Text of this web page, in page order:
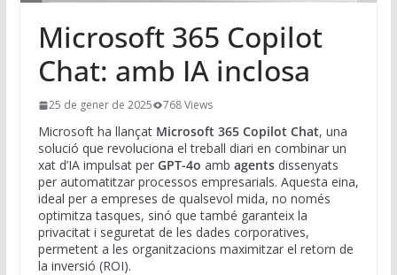
Microsoft 365 Copilot
Chat: amb IA inclosa
25 de gener de 2025 768 Views
Microsoft ha llançat Microsoft 365 Copilot Chat, una
solució que revoluciona el treball diari en combinar un
xat d’IA impulsat per GPT-4o amb agentsdissenyats
per automatitzar processos empresarials. Aquesta eina,
ideal per a empreses de qualsevol mida, no només
optimitza tasques, sinó que també garanteix la
privacitat i seguretat de les dades corporatives,
permetent a les organitzacions maximitzar el retorn de
la inversió (ROI).